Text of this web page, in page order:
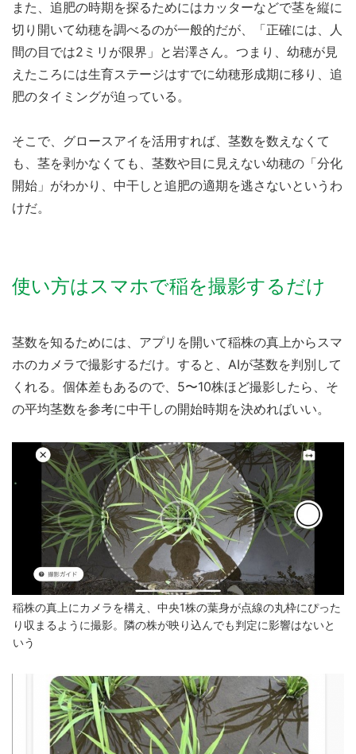
また、追肥の時期を探るためにはカッターなどで茎を縦に
切り開いて幼穂を調べるのが一般的だが、「正確には、人
間の目では2ミリが限界」と岩澤さん。つまり、幼穂が見
えたころには生育ステージはすでに幼穂形成期に移り、追
肥のタイミングが迫っている。
そこで、グロースアイを活用すれば、茎数を数えなくて
も、茎を剥かなくても、茎数や目に見えない幼穂の「分化
開始」がわかり、中干しと追肥の適期を逃さないというわ
けだ。
使い方はスマホで稲を撮影するだけ
茎数を知るためには、アプリを開いて稲株の真上からスマ
ホのカメラで撮影するだけ。すると、AIが茎数を判別して
くれる。個体差もあるので、5〜10株ほど撮影したら、そ
の平均茎数を参考に中干しの開始時期を決めればいい。
稲株の真上にカメラを構え、中央1株の葉身が点線の丸枠にぴった
り収まるように撮影。隣の株が映り込んでも判定に影響はないと
いう